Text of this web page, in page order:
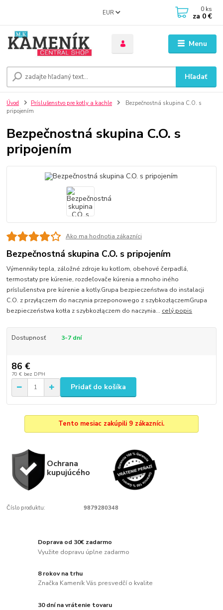
Menu
EUR
Hľadať
0 ks
za 0 €
Úvod Príslušenstvo pre kotly a kachle
Bezpečnostná skupina C.O. s
pripojením
Bezpečnostná skupina C.O. s
pripojením
Ako ma hodnotia zákazníci
Bezpečnostná skupina C.O. s pripojením
Výmenniky tepla, záložné zdroje ku kotlom, obehové čerpadlá,
termostaty pre kúrenie, rozdeľovače kúrenia a mnoho iného
príslušenstva pre kúrenie a kotly.Grupa bezpieczeństwa do instalacji
C.O. z przyłączem do naczynia przeponowego z szybkozłączemGrupa
bezpieczeństwa kotła z szybkozłączem do naczynia... celý popis
Dostupnosť 3-7 dní
86 €
70 € bez DPH
Pridať do košíka
Tento mesiac zakúpili 9 zákazníci.
Ochrana
kupujúcého
Číslo produktu: 9879280348
Doprava od 30€ zadarmo
Využite dopravu úplne zadarmo
8 rokov na trhu
Značka Kameník Vás presvedčí o kvalite
30 dní na vrátenie tovaru